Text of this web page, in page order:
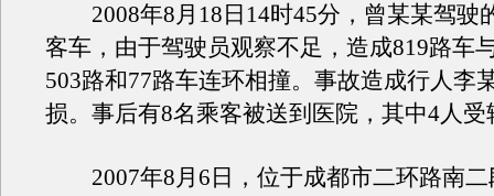
2008年8月18日14时45分，曾某某驾驶
客车，由于驾驶员观察不足，造成819路车
503路和77路车连环相撞。事故造成行人李
损。事后有8名乘客被送到医院，其中4人受
2007年8月6日，位于成都市二环路南二